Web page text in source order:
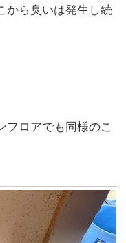
から臭いは発生し続
フロアでも同様のこ